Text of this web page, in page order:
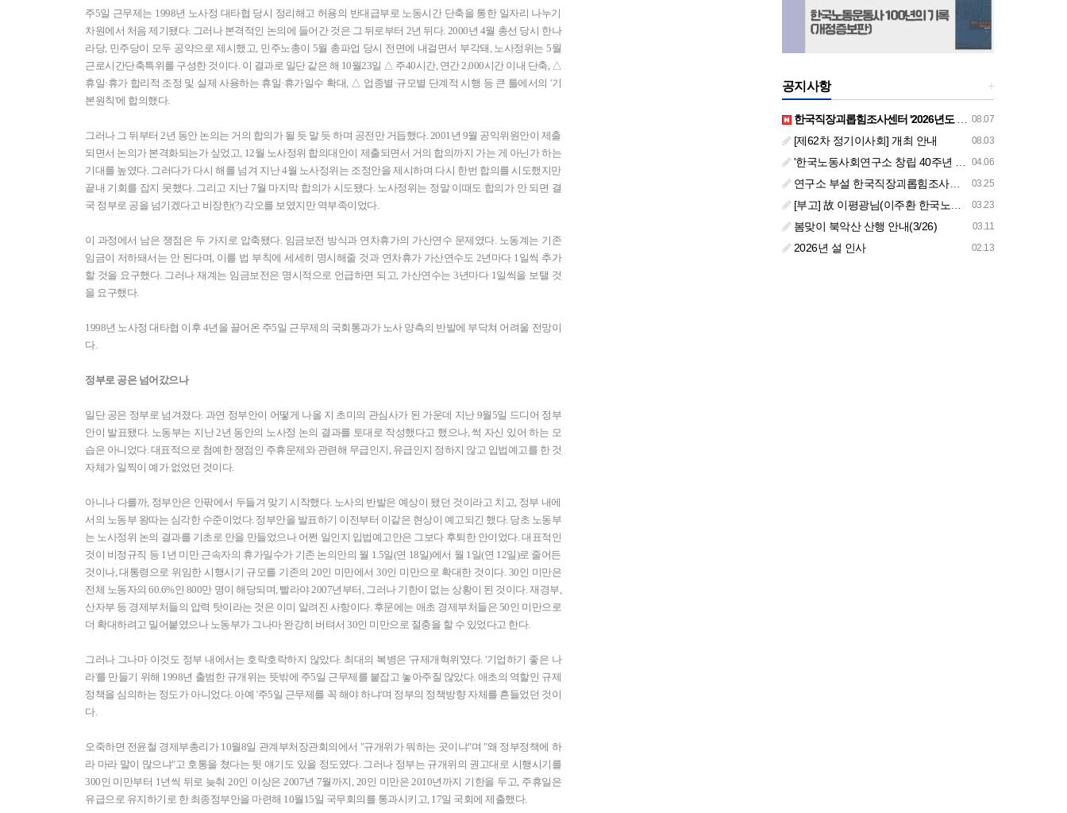
주5일 근무제는 1998년 노사정 대타협 당시 정리해고 허용의 반대급부로 노동시간 단축을 통한 일자리 나누기
차원에서 처음 제기됐다. 그러나 본격적인 논의에 들어간 것은 그 뒤로부터 2년 뒤다. 2000년 4월 총선 당시 한나
라당, 민주당이 모두 공약으로 제시했고, 민주노총이 5월 총파업 당시 전면에 내걸면서 부각돼, 노사정위는 5월
근로시간단축특위를 구성한 것이다. 이 결과로 일단 같은 해 10월23일 △ 주40시간, 연간 2,000시간 이내 단축, △
휴일·휴가 합리적 조정 및 실제 사용하는 휴일·휴가일수 확대, △ 업종별·규모별 단계적 시행 등 큰 틀에서의 '기
본원칙'에 합의했다.
그러나 그 뒤부터 2년 동안 논의는 거의 합의가 될 듯 말 듯 하며 공전만 거듭했다. 2001년 9월 공익위원안이 제출
되면서 논의가 본격화되는가 싶었고, 12월 노사정위 합의대안이 제출되면서 거의 합의까지 가는 게 아닌가 하는
기대를 높였다. 그러다가 다시 해를 넘겨 지난 4월 노사정위는 조정안을 제시하며 다시 한번 합의를 시도했지만
끝내 기회를 잡지 못했다. 그리고 지난 7월 마지막 합의가 시도됐다. 노사정위는 정말 이때도 합의가 안 되면 결
국 정부로 공을 넘기겠다고 비장한(?) 각오를 보였지만 역부족이었다.
이 과정에서 남은 쟁점은 두 가지로 압축됐다. 임금보전 방식과 연차휴가의 가산연수 문제였다. 노동계는 기존
임금이 저하돼서는 안 된다며, 이를 법 부칙에 세세히 명시해줄 것과 연차휴가 가산연수도 2년마다 1일씩 추가
할 것을 요구했다. 그러나 재계는 임금보전은 명시적으로 언급하면 되고, 가산연수는 3년마다 1일씩을 보탤 것
을 요구했다.
1998년 노사정 대타협 이후 4년을 끌어온 주5일 근무제의 국회통과가 노사 양측의 반발에 부닥쳐 어려울 전망이
다.
정부로 공은 넘어갔으나
일단 공은 정부로 넘겨졌다. 과연 정부안이 어떻게 나올 지 초미의 관심사가 된 가운데 지난 9월5일 드디어 정부
안이 발표됐다. 노동부는 지난 2년 동안의 노사정 논의 결과를 토대로 작성했다고 했으나, 썩 자신 있어 하는 모
습은 아니었다. 대표적으로 첨예한 쟁점인 주휴문제와 관련해 무급인지, 유급인지 정하지 않고 입법예고를 한 것
자체가 일찍이 예가 없었던 것이다.
아니나 다를까, 정부안은 안팎에서 두들겨 맞기 시작했다. 노사의 반발은 예상이 됐던 것이라고 치고, 정부 내에
서의 노동부 왕따는 심각한 수준이었다. 정부안을 발표하기 이전부터 이같은 현상이 예고되긴 했다. 당초 노동부
는 노사정위 논의 결과를 기초로 안을 만들었으나 어쩐 일인지 입법예고안은 그보다 후퇴한 안이었다. 대표적인
것이 비정규직 등 1년 미만 근속자의 휴가일수가 기존 논의안의 월 1.5일(연 18일)에서 월 1일(연 12일)로 줄어든
것이나, 대통령으로 위임한 시행시기 규모를 기존의 20인 미만에서 30인 미만으로 확대한 것이다. 30인 미만은
전체 노동자의 60.6%인 800만 명이 해당되며, 빨라야 2007년부터, 그러나 기한이 없는 상황이 된 것이다. 재경부,
산자부 등 경제부처들의 압력 탓이라는 것은 이미 알려진 사항이다. 후문에는 애초 경제부처들은 50인 미만으로
더 확대하려고 밀어붙였으나 노동부가 그나마 완강히 버텨서 30인 미만으로 절충을 할 수 있었다고 한다.
그러나 그나마 이것도 정부 내에서는 호락호락하지 않았다. 최대의 복병은 '규제개혁위'였다. '기업하기 좋은 나
라'를 만들기 위해 1998년 출범한 규개위는 뜻밖에 주5일 근무제를 붙잡고 놓아주질 않았다. 애초의 역할인 규제
정책을 심의하는 정도가 아니었다. 아예 '주5일 근무제를 꼭 해야 하냐'며 정부의 정책방향 자체를 흔들었던 것이
다.
오죽하면 전윤철 경제부총리가 10월8일 관계부처장관회의에서 "규개위가 뭐하는 곳이냐"며 "왜 정부정책에 하
라 마라 말이 많으냐"고 호통을 쳤다는 뒷 얘기도 있을 정도였다. 그러나 정부는 규개위의 권고대로 시행시기를
300인 미만부터 1년씩 뒤로 늦춰 20인 이상은 2007년 7월까지, 20인 미만은 2010년까지 기한을 두고, 주휴일은
유급으로 유지하기로 한 최종정부안을 마련해 10월15일 국무회의를 통과시키고, 17일 국회에 제출했다.
+
공지사항
08.07
한국직장괴롭힘조사센터 '2026년도 하반기 주요 사업 안내' (교육/컨설팅)
08.03
[제62차 정기이사회] 개최 안내
04.06
'한국노동사회연구소 창립 40주년 기념 행사 안내'
03.25
연구소 부설 한국직장괴롭힘조사센터 '2026년도 주요 사업 안내' (교육/컨설팅)
03.23
[부고] 故 이평광님(이주환 한국노동사회연구소 부소장 부친상)
03.11
봄맞이 북악산 산행 안내(3/26)
02.13
2026년 설 인사